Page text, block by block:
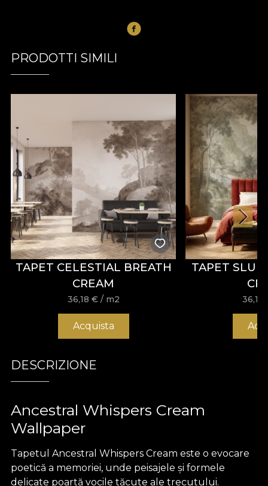
PRODOTTI SIMILI
TAPET CELESTIAL BREATH
CREAM
36,18 € / m2
Acquista
TAPET
36,18
DESCRIZIONE
Ancestral Whispers Cream
Wallpaper
Tapetul Ancestral Whispers Cream este o evocare
poetică a memoriei, unde peisajele și formele
delicate poartă vocile tăcute ale trecutului.